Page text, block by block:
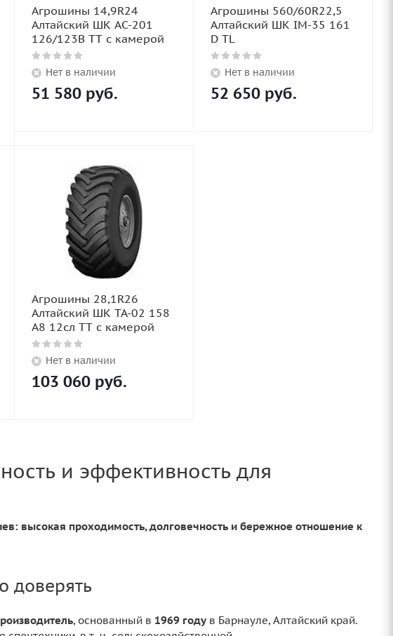
Агрошины 14,9R24
Алтайский ШК AC-201
126/123B TT с камерой
Нет в наличии
51 580 руб.
Агрошины 560/60R22,5
Алтайский ШК IM-35 161
D TL
Нет в наличии
52 650 руб.
Агрошины 28,1R26
Алтайский ШК TA-02 158
A8 12сл TT с камерой
Нет в наличии
103 060 руб.
и эффективность для
высокая проходимость, долговечность и бережное отношение к
доверять
, основанный в 1969 году в Барнауле, Алтайский край.